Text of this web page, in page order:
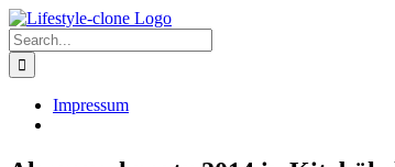
Skip
to
content
Search
for:
Impressum